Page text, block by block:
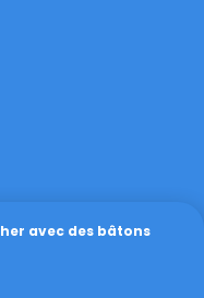
avec des bâtons